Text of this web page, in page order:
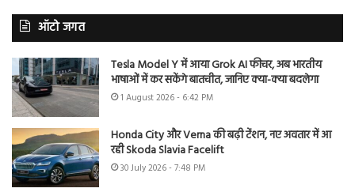
ऑटो जगत
Tesla Model Y में आया Grok AI फीचर, अब भारतीय
भाषाओं में कर सकेंगे बातचीत, जानिए क्या-क्या बदलेगा
1 August 2026 - 6:42 PM
Honda City और Verna की बढ़ी टेंशन, नए अवतार में आ
रही Skoda Slavia Facelift
30 July 2026 - 7:48 PM